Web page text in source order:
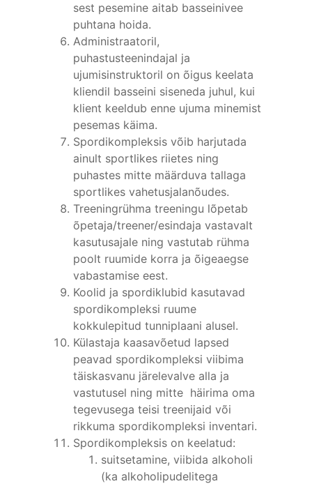
sest pesemine aitab basseinivee
puhtana hoida.
Administraatoril,
puhastusteenindajal ja
ujumisinstruktoril on õigus keelata
kliendil basseini siseneda juhul, kui
klient keeldub enne ujuma minemist
pesemas käima.
Spordikompleksis võib harjutada
ainult sportlikes riietes ning
puhastes mitte määrduva tallaga
sportlikes vahetusjalanõudes.
Treeningrühma treeningu lõpetab
õpetaja/treener/esindaja vastavalt
kasutusajale ning vastutab rühma
poolt ruumide korra ja õigeaegse
vabastamise eest.
Koolid ja spordiklubid kasutavad
spordikompleksi ruume
kokkulepitud tunniplaani alusel.
Külastaja kaasavõetud lapsed
peavad spordikompleksi viibima
täiskasvanu järelevalve alla ja
vastutusel ning mitte häirima oma
tegevusega teisi treenijaid või
rikkuma spordikompleksi inventari.
Spordikompleksis on keelatud:
suitsetamine, viibida alkoholi
(ka alkoholipudelitega